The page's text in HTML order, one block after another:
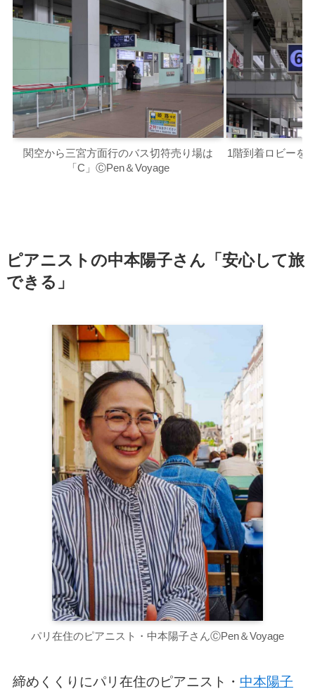
関空から三宮方面行のバス切符売り場は
「C」ⒸPen＆Voyage
1階到着ロビーを
ピアニストの中本陽子さん「安心して旅
できる」
パリ在住のピアニスト・中本陽子さんⒸPen＆Voyage
締めくくりにパリ在住のピアニスト・ 中本陽子